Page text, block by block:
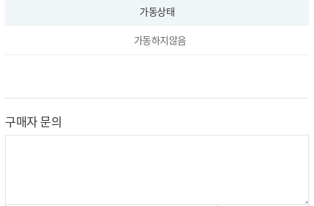
가동상태
가동하지않음
구매자 문의